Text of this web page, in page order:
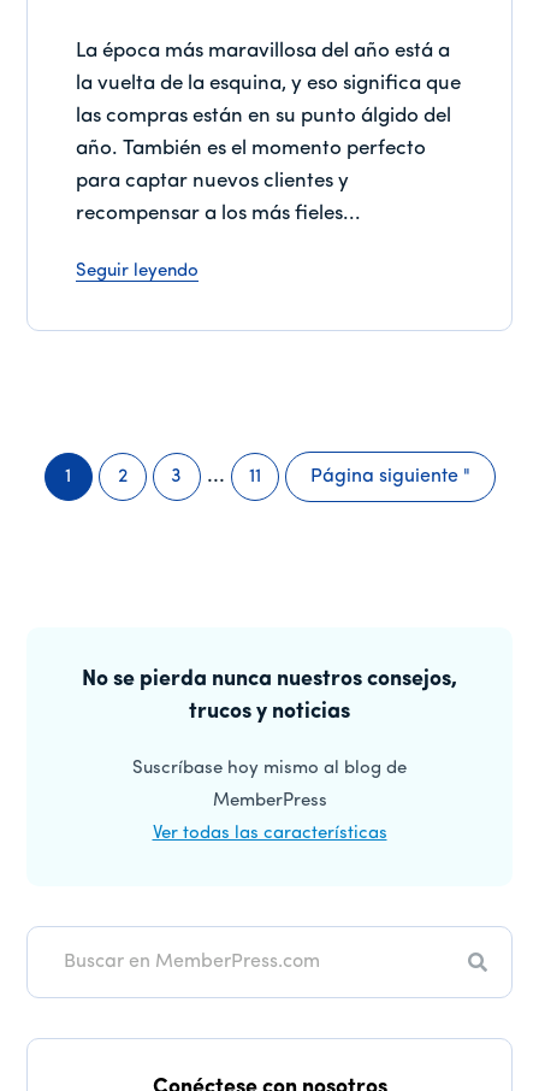
La época más maravillosa del año está a
la vuelta de la esquina, y eso significa que
las compras están en su punto álgido del
año. También es el momento perfecto
para captar nuevos clientes y
recompensar a los más fieles...
Seguir leyendo
Página
1
Página
2
Página
3
Páginas
intermedias
...
Página
11
Página siguiente "
lateralNo se pierda nunca nuestros consejos,
trucos y noticias
Suscríbase hoy mismo al blog de
MemberPress
Ver todas las características
Buscar